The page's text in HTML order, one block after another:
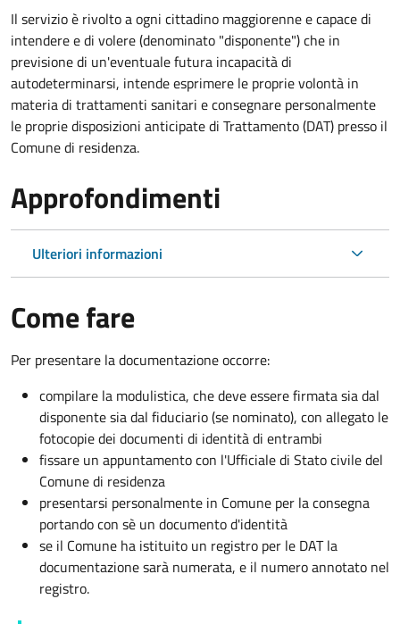
Il servizio è rivolto a ogni cittadino maggiorenne e capace di
intendere e di volere (denominato "disponente") che in
previsione di un'eventuale futura incapacità di
autodeterminarsi, intende esprimere le proprie volontà in
materia di trattamenti sanitari e consegnare personalmente
le proprie disposizioni anticipate di Trattamento (DAT) presso il
Comune di residenza.
Approfondimenti
Ulteriori informazioni
Come fare
Per presentare la documentazione occorre:
compilare la modulistica, che deve essere firmata sia dal
disponente sia dal fiduciario (se nominato), con allegato le
fotocopie dei documenti di identità di entrambi
fissare un appuntamento con l'Ufficiale di Stato civile del
Comune di residenza
presentarsi personalmente in Comune per la consegna
portando con sè un documento d'identità
se il Comune ha istituito un registro per le DAT la
documentazione sarà numerata, e il numero annotato nel
registro.